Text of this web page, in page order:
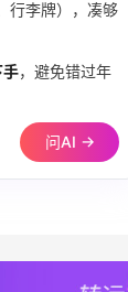
行李牌），凑够
手，避免错过年
问AI →